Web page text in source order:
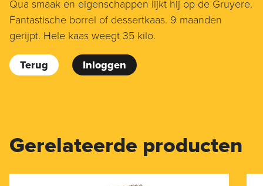
Qua smaak en eigenschappen lijkt hij op de Gruyere.
Fantastische borrel of dessertkaas. 9 maanden
gerijpt. Hele kaas weegt 35 kilo.
Terug Inloggen
Gerelateerde producten